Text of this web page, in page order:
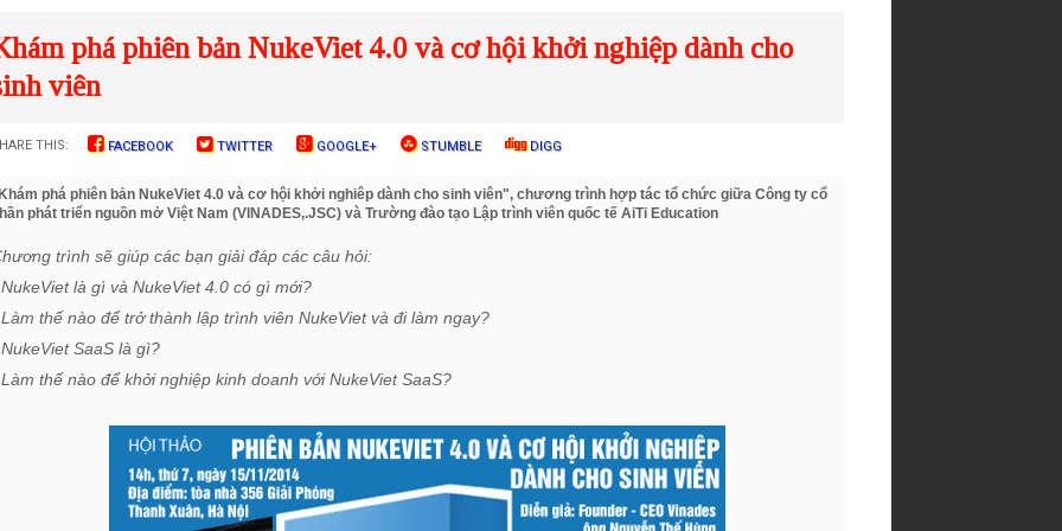
phá phiên bản NukeViet 4.0 và cơ hội khởi nghiệp dành cho
viên
THIS: FACEBOOK TWITTER GOOGLE+ STUMBLE DIGG
phá phiên bản NukeViet 4.0 và cơ hội khởi nghiêp dành cho sinh viên", chương trình hợp tác tổ chức giữa Công ty cổ
phát triển nguồn mở Việt Nam (VINADES,.JSC) và Trường đào tạo Lập trình viên quốc tế AiTi Education
trình sẽ giúp các bạn giải đáp các câu hỏi:
là gì và NukeViet 4.0 có gì mới?
thế nào để trở thành lập trình viên NukeViet và đi làm ngay?
SaaS là gì?
thế nào để khởi nghiệp kinh doanh với NukeViet SaaS?